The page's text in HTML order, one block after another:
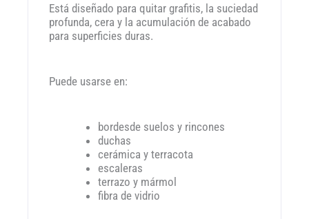
Está diseñado para quitar grafitis, la suciedad
profunda, cera y la acumulación de acabado
para superficies duras.
Puede usarse en:
bordesde suelos y rincones
duchas
cerámica y terracota
escaleras
terrazo y mármol
fibra de vidrio